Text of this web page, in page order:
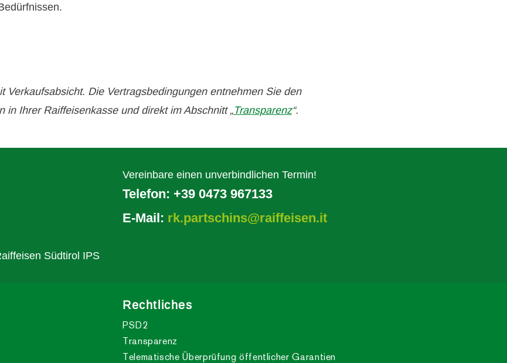
Verkaufsabsicht. Die Vertragsbedingungen entnehmen Sie den
in Ihrer Raiffeisenkasse und direkt im Abschnitt „Transparenz“.
Vereinbare einen unverbindlichen Termin!
Telefon: +39 0473 967133
E-Mail: rk.partschins@raiffeisen.it
Südtirol IPS
Rechtliches
PSD2
Transparenz
Telematische Überprüfung öffentlicher Garantien